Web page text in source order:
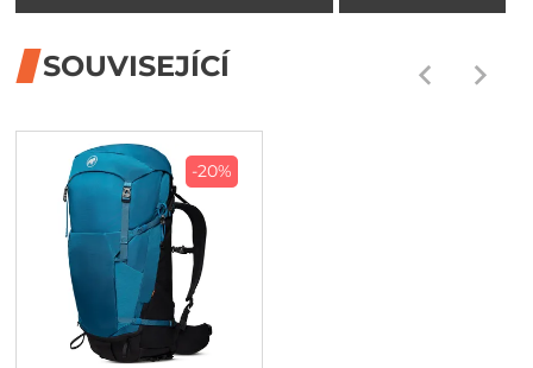
SOUVISEJÍCÍ
-20%